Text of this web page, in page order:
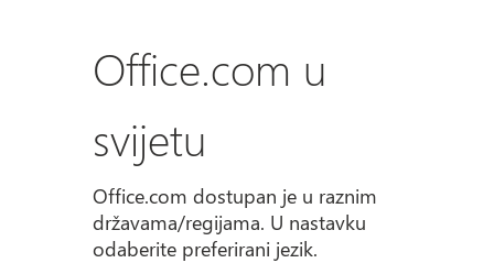
Office.com u
svijetu
Office.com dostupan je u raznim
državama/regijama. U nastavku
odaberite preferirani jezik.